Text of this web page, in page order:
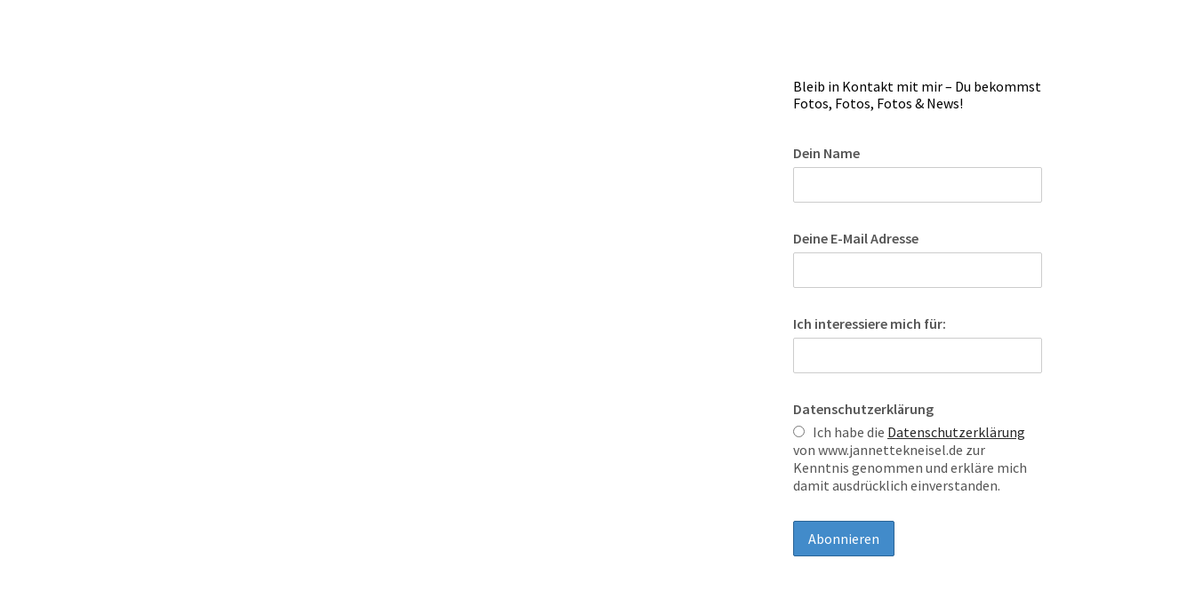
Bleib in Kontakt mit mir – Du bekommst
Fotos, Fotos, Fotos & News!
Dein Name
Deine E-Mail Adresse
Ich interessiere mich für:
Datenschutzerklärung
Ich habe die Datenschutzerklärung
von www.jannettekneisel.de zur
Kenntnis genommen und erkläre mich
damit ausdrücklich einverstanden.